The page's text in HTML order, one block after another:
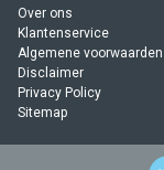
Over ons
Klantenservice
Algemene voorwaarden
Disclaimer
Privacy Policy
Sitemap